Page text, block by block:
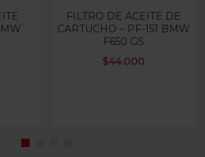
FILTRO DE ACEITE DE
CARTUCHO – PF-151 BMW
F650 GS
$44.000